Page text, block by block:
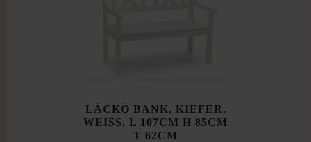
LÄCKÖ BANK, KIEFER,
WEISS, L 107CM H 85CM
T 62CM